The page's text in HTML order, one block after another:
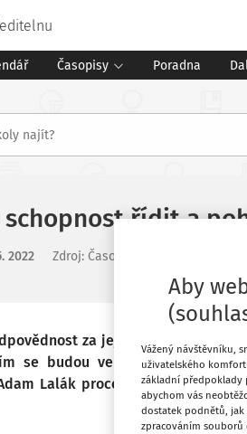
Časopisy Poradna
řídit a
2022 Zdroj: Časopis Učitelský měsíčník
za jejich učení. Už od
se budou ve škole zabývat, a
Lalák proces, kterým jsou
Aby
Vážený návštěvníku,
uživatelského
základní předpoklady
abychom vás
dostatek podnětů, jak
zpracováním souborů